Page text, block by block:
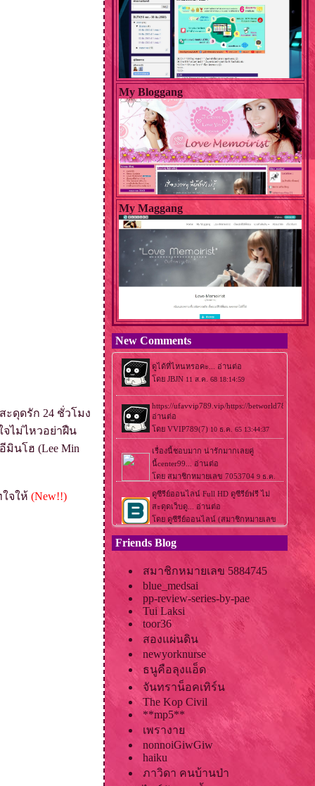
ดุดรัก 24 ชั่วโมง
จไม่ไหวอย่าฝืน
มินโฮ (Lee Min
จให้ (New!!)
My Bloggang
My Maggang
New Comments
Friends Blog
สมาชิกหมายเลข 5884745
blue_medsai
pp-review-series-by-pae
Tui Laksi
toor36
สองแผ่นดิน
newyorknurse
ธนูคือลุงแอ็ด
จันทราน็อคเทิร์น
The Kop Civil
**mp5**
เพรางา
nonnoiGiwGiw
haiku
ภาวิดา คนบ้านป่า